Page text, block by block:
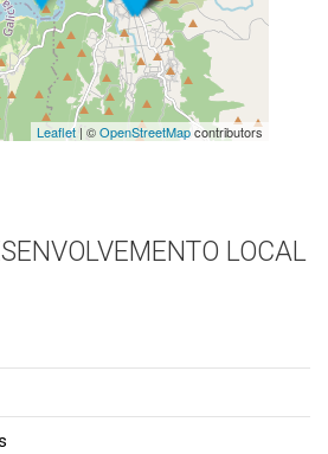
Leaflet| ©OpenStreetMapcontributors
LOCAL